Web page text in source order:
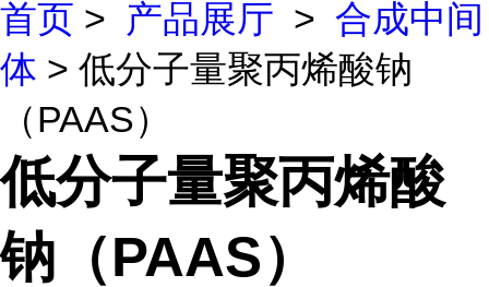
首页 > 产品展厅 > 合成中间
体 > 低分子量聚丙烯酸钠
（PAAS）
低分子量聚丙烯酸
钠（PAAS）